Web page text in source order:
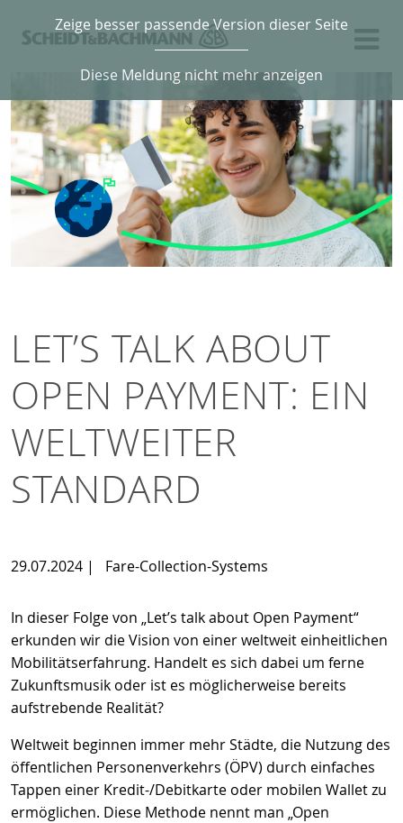
Zeige besser passende Version dieser Seite
Diese Meldung nicht mehr anzeigen
LET’S TALK ABOUT
OPEN PAYMENT: EIN
WELTWEITER
STANDARD
29.07.2024 | Fare-Collection-Systems
In dieser Folge von „Let’s talk about Open Payment“
erkunden wir die Vision von einer weltweit einheitlichen
Mobilitätserfahrung. Handelt es sich dabei um ferne
Zukunftsmusik oder ist es möglicherweise bereits
aufstrebende Realität?
Weltweit beginnen immer mehr Städte, die Nutzung des
öffentlichen Personenverkehrs (ÖPV) durch einfaches
Tappen einer Kredit-/Debitkarte oder mobilen Wallet zu
ermöglichen. Diese Methode nennt man „Open